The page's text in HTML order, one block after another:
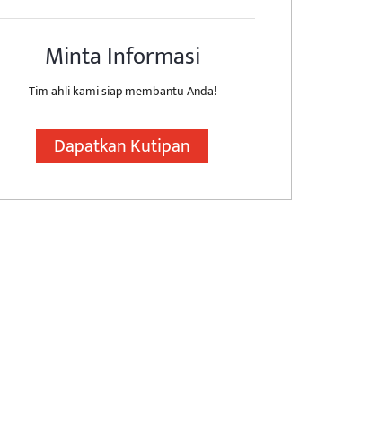
Minta Informasi
Tim ahli kami siap membantu Anda!
Dapatkan Kutipan